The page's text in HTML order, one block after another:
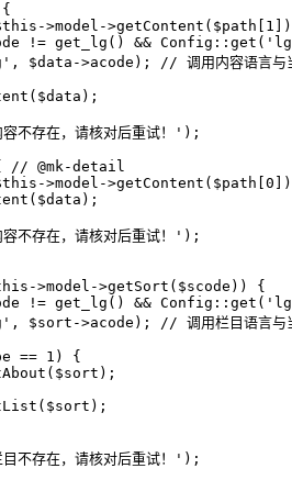
{
>getContent($path[1]))
get_lg() &&
// 调用内容语言与当前语
在，请核对后重试！');
// @mk-detail
>model-
在，请核对后重试！');
>model->getSort($scode)) {
get_lg() &&
// 调用栏目语言与当前语
1) {
在，请核对后重试！');